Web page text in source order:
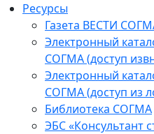
Ресурсы
Газета ВЕСТИ
Электронный
СОГМА (доступ
Электронный
СОГМА (доступ из
Библиотека СОГМА
ЭБС «Консультант